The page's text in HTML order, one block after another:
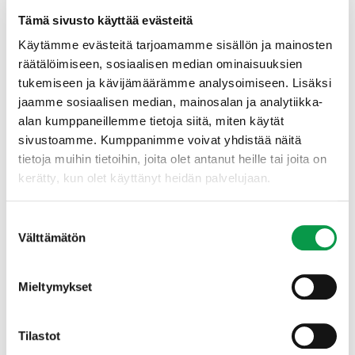
Tämä sivusto käyttää evästeitä
Käytämme evästeitä tarjoamamme sisällön ja mainosten
räätälöimiseen, sosiaalisen median ominaisuuksien
tukemiseen ja kävijämäärämme analysoimiseen. Lisäksi
jaamme sosiaalisen median, mainosalan ja analytiikka-
alan kumppaneillemme tietoja siitä, miten käytät
sivustoamme. Kumppanimme voivat yhdistää näitä
tietoja muihin tietoihin, joita olet antanut heille tai joita on
kerätty, kun olet käyttänyt heidän palvelujaan.
valinta
Välttämätön
Mieltymykset
Tilastot
”Mielenkiintoinen haaste! Tapiolla ja Simosolilla on
valtavasti osaamista erityyppisistä metsään liittyvistä
asioista ja se laajentaa omaakin ajatusmaailmaa.
ForestKITin kehitystiimi on osin tuttua käytön tuesta ja
pitkäaikainen kokemus asiakasrajapinnassa
työskentelystä mahdollistaa mielestäni uuden
järjestelmän kehittämisen entistäkin toimivammaksi. Ja
kehittämässä. “Metsätietojärjestelmän tulee olla tietysti
ensisijaisesti käyttäjäystävällinen ja erilaisiin tarpeisiin
Käyttöliittymän takana tietojärjestelmän sisällön pitää
kehittyä jatkuvasti tiedon määrän lisääntyessä. Näkisin,
tehokkaasti maastossa toimijoiden keräämää dataa,